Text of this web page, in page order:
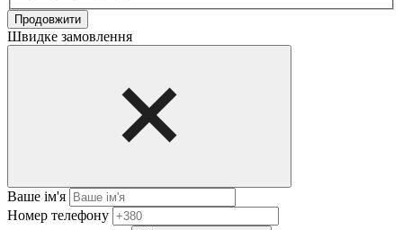
Продовжити
Швидке замовлення
Ваше ім'я
Нoмep тeлeфoнy